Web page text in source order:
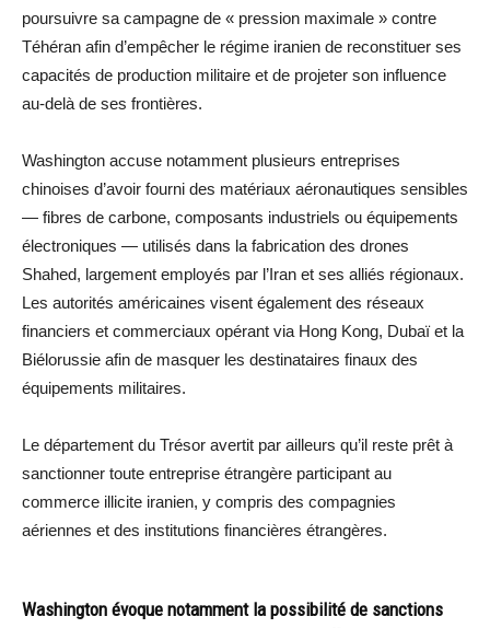
poursuivre sa campagne de « pression maximale » contre
Téhéran afin d’empêcher le régime iranien de reconstituer ses
capacités de production militaire et de projeter son influence
au-delà de ses frontières.
Washington accuse notamment plusieurs entreprises
chinoises d’avoir fourni des matériaux aéronautiques sensibles
— fibres de carbone, composants industriels ou équipements
électroniques — utilisés dans la fabrication des drones
Shahed, largement employés par l’Iran et ses alliés régionaux.
Les autorités américaines visent également des réseaux
financiers et commerciaux opérant via Hong Kong, Dubaï et la
Biélorussie afin de masquer les destinataires finaux des
équipements militaires.
Le département du Trésor avertit par ailleurs qu’il reste prêt à
sanctionner toute entreprise étrangère participant au
commerce illicite iranien, y compris des compagnies
aériennes et des institutions financières étrangères.
Washington évoque notamment la possibilité de sanctions